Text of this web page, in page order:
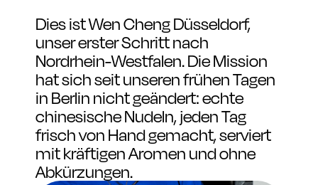
Dies ist Wen Cheng Düsseldorf,
unser erster Schritt nach
Nordrhein-Westfalen. Die Mission
hat sich seit unseren frühen Tagen
in Berlin nicht geändert: echte
chinesische Nudeln, jeden Tag
frisch von Hand gemacht, serviert
mit kräftigen Aromen und ohne
Abkürzungen.